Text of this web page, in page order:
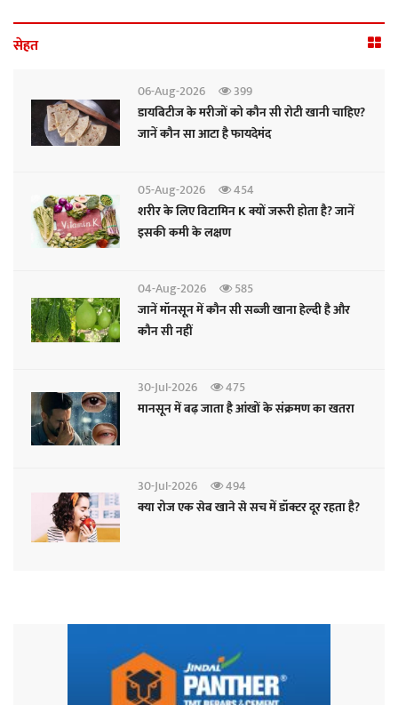
सेहत
06-Aug-2026
399
डायबिटीज के मरीजों को कौन सी रोटी खानी चाहिए?
जानें कौन सा आटा है फायदेमंद
05-Aug-2026
454
शरीर के लिए विटामिन K क्यों जरूरी होता है? जानें
इसकी कमी के लक्षण
04-Aug-2026
585
जानें मॉनसून में कौन सी सब्जी खाना हेल्दी है और
कौन सी नहीं
30-Jul-2026
475
मानसून में बढ़ जाता है आंखों के संक्रमण का खतरा
30-Jul-2026
494
क्या रोज एक सेब खाने से सच में डॉक्टर दूर रहता है?